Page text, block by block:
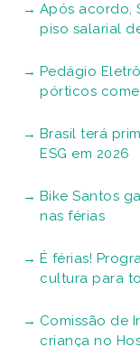
Após acordo,
piso salarial
Pedágio
pórticos
Brasil terá
ESG em 2026
Bike Santos
nas férias
É férias!
cultura para
Comissão de
criança no